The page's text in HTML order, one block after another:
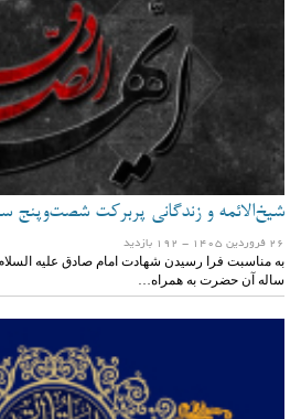
شیخ‌الائمه و زندگانی پربرکت شصت‌وپنج
26 فروردين 1405 - 192 بازدید
ساله آن حضرت به همراه…